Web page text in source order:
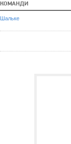
КОМАНДИ
Шальке